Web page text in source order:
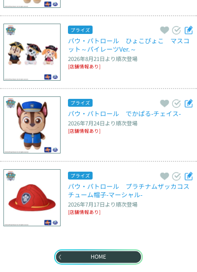
プライズ
パウ・パトロール　ひょこぴょこ　マスコ
ット～パイレーツVer.～
2026年8月21日より順次登場
[店舗情報あり]
プライズ
パウ・パトロール　でかぱる‐チェイス‐
2026年7月24日より順次登場
[店舗情報あり]
プライズ
パウ・パトロール　プラチナムザッカコス
チューム帽子‐マーシャル‐
2026年7月17日より順次登場
[店舗情報あり]
HOME